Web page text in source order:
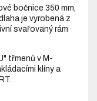
bočnice 350 mm,
je vyrobená z
svařovaný rám
třmenů v M-
klíny a